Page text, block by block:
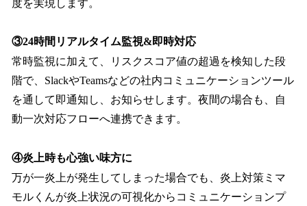
度を実現します。
③24時間リアルタイム監視&即時対応
常時監視に加えて、リスクスコア値の超過を検知した段
階で、SlackやTeamsなどの社内コミュニケーションツール
を通して即通知し、お知らせします。夜間の場合も、自
動一次対応フローへ連携できます。
④炎上時も心強い味方に
万が一炎上が発生してしまった場合でも、炎上対策ミマ
モルくんが炎上状況の可視化からコミュニケーションプ